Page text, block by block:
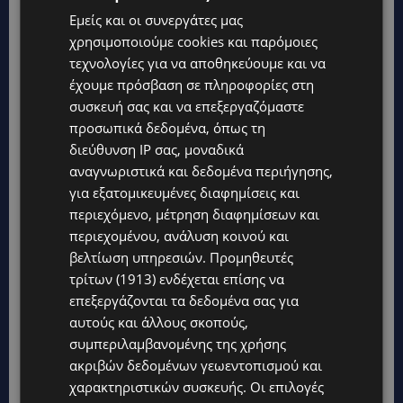
Topics
UPDATES
ΙΣΑΑΚ-ΣΟΛΩΜΟΥ: Κλείνουν συμβολικά οδοφράγματα την
Παρασκευή – Πού και τι ώρα θα γίνουν οι δράσεις
ΣΥΛΛΗΨΕΙΣ: 161 οδηγοί με υπερβολική ταχύτητα σε μία νύχτα
– Η παράβαση που κυριάρχησε στους ελέγχους
Εμείς και οι συνεργάτες μας
χρησιμοποιούμε cookies και παρόμοιες
τεχνολογίες για να αποθηκεύουμε και να
έχουμε πρόσβαση σε πληροφορίες στη
συσκευή σας και να επεξεργαζόμαστε
προσωπικά δεδομένα, όπως τη
διεύθυνση IP σας, μοναδικά
αναγνωριστικά και δεδομένα περιήγησης,
για εξατομικευμένες διαφημίσεις και
περιεχόμενο, μέτρηση διαφημίσεων και
περιεχομένου, ανάλυση κοινού και
βελτίωση υπηρεσιών. Προμηθευτές
τρίτων (1913) ενδέχεται επίσης να
επεξεργάζονται τα δεδομένα σας για
αυτούς και άλλους σκοπούς,
συμπεριλαμβανομένης της χρήσης
ακριβών δεδομένων γεωεντοπισμού και
χαρακτηριστικών συσκευής. Οι επιλογές